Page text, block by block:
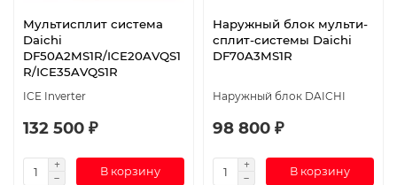
Мультисплит система
Daichi
DF50A2MS1R/ICE20AVQS1
R/ICE35AVQS1R
ICE Inverter
132 500 ₽
В корзину
Наружный блок мульти-
сплит-системы Daichi
DF70A3MS1R
Наружный блок DAICHI
98 800 ₽
В корзину